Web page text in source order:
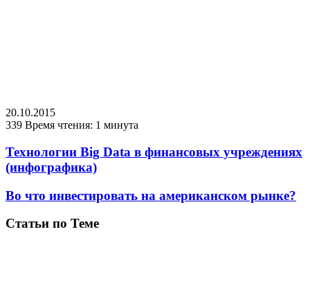
20.10.2015
339 Время чтения: 1 минута
Технологии Big Data в финансовых учреждениях
(инфографика)
Во что инвестировать на американском рынке?
Статьи по Теме